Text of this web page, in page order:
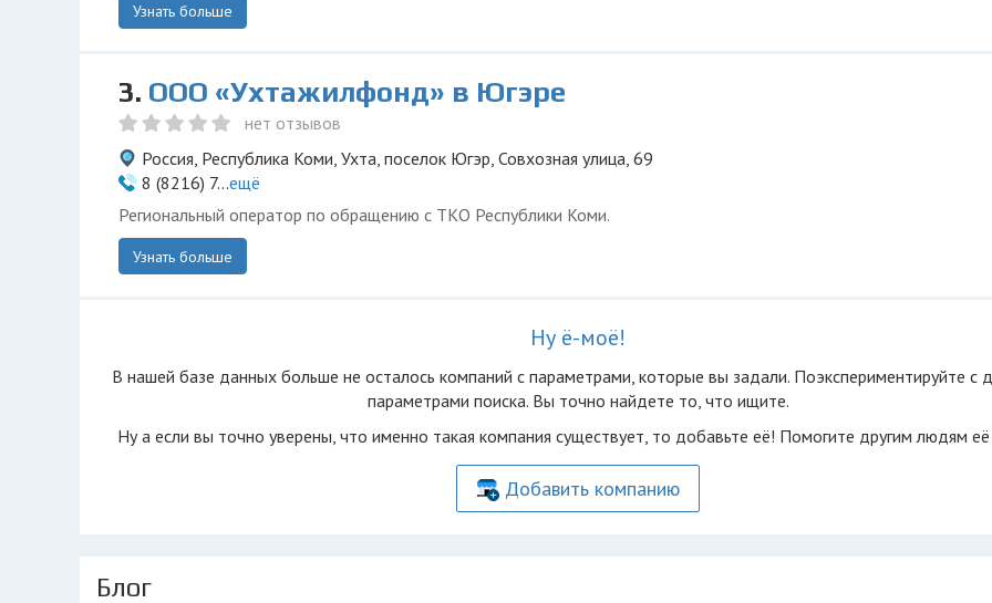
Узнать больше
3. ООО «Ухтажилфонд» в Югэре
нет отзывов
Россия, Республика Коми, Ухта, поселок Югэр, Совхозная улица, 69
8 (8216) 7...ещё
Региональный оператор по обращению с ТКО Республики Коми.
Узнать больше
Ну ё-моё!
В нашей базе данных больше не осталоcь компаний с параметрами, которые вы задали. Поэкспериментируйте с
параметрами поиска. Вы точно найдете то, что ищите.
Ну а если вы точно уверены, что именно такая компания существует, то добавьте её! Помогите другим людям
Добавить компанию
Блог